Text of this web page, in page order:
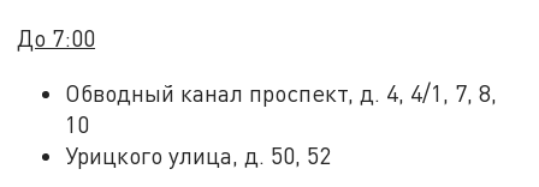
До 7:00
Обводный канал проспект, д. 4, 4/1, 7, 8,
10
Урицкого улица, д. 50, 52